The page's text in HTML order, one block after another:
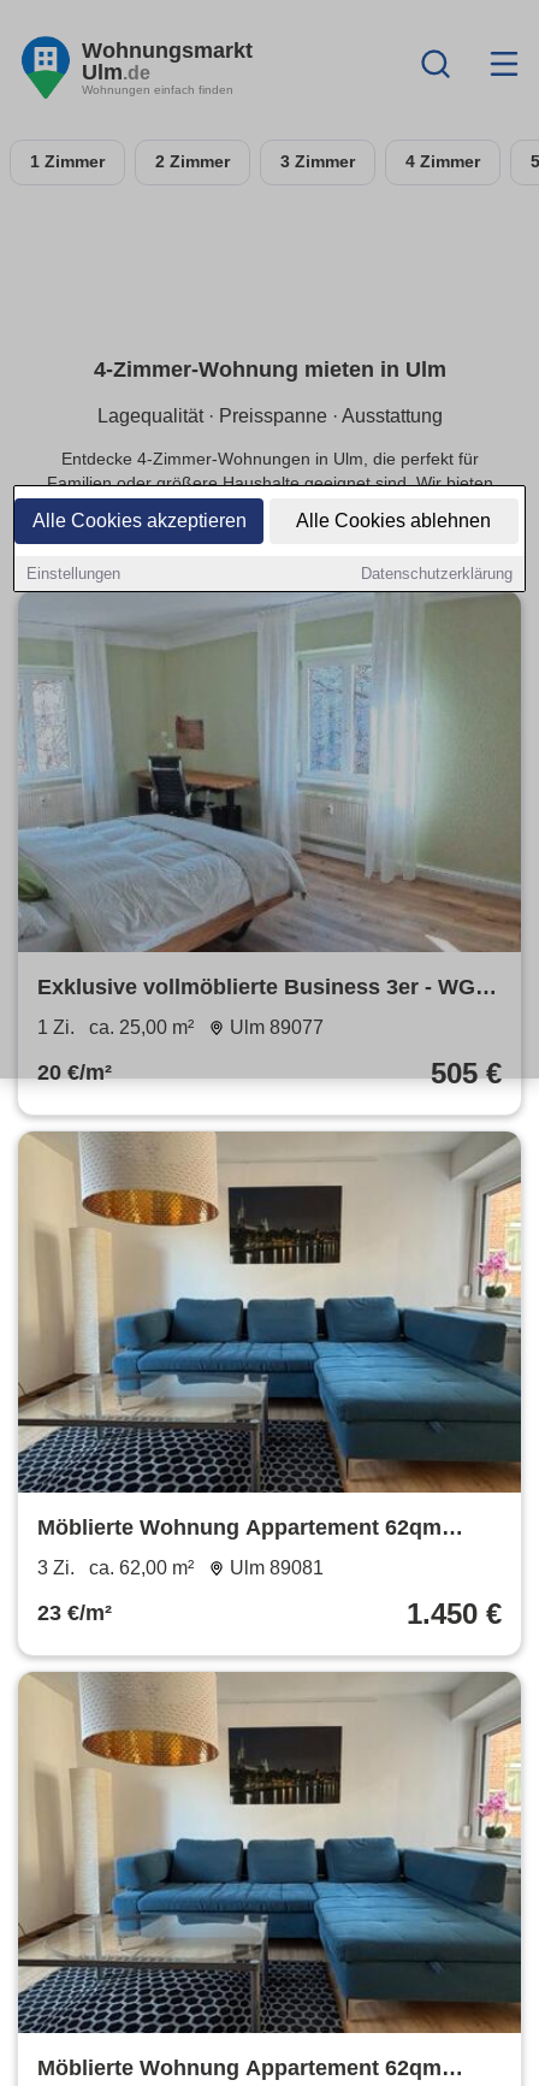
Alle Cookies akzeptieren Alle Cookies ablehnen
Einstellungen Datenschutzerklärung
Wohnungsmarkt
Ulm.de
Wohnungen einfach finden
1 Zimmer 2 Zimmer 3 Zimmer 4 Zimmer
4-Zimmer-Wohnung mieten in Ulm
Lagequalität · Preisspanne · Ausstattung
Entdecke 4-Zimmer-Wohnungen in Ulm, die perfekt für
Familien oder größere Haushalte geeignet sind. Wir bieten
dir Optionen in ruhigen Lagen und das passende Preis-
Leistungs-Verhältnis.
Exklusive vollmöblierte Business 3er - WG in
Ulm Weststadt
1 Zi. ca. 25,00 m² Ulm 89077
20 €/m² 505 €
Möblierte Wohnung Appartement 62qm
Terrasse Ulm Söflingen
3 Zi. ca. 62,00 m² Ulm 89081
23 €/m² 1.450 €
Möblierte Wohnung Appartement 62qm